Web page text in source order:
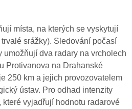
místa, na kterých se vyskytují
trvalé srážky). Sledování počasí
umožňují dva radary na vrcholech
Protivanova na Drahanské
250 km a jejich provozovatelem
ústav. Pro odhad intenzity
vyjadřují hodnotu radarové